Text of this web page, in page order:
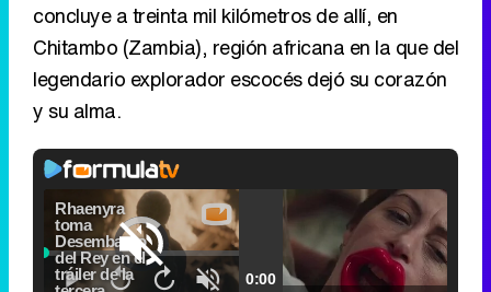
concluye a treinta mil kilómetros de allí, en
Chitambo (Zambia), región africana en la que del
legendario explorador escocés dejó su corazón
y su alma.
Video
Player
is
loading.
Pause
Seek
Seek
Unmute Current
0:00 / Duration
2:24
Loaded:
0.00%
Remaining
2:24
Picture-